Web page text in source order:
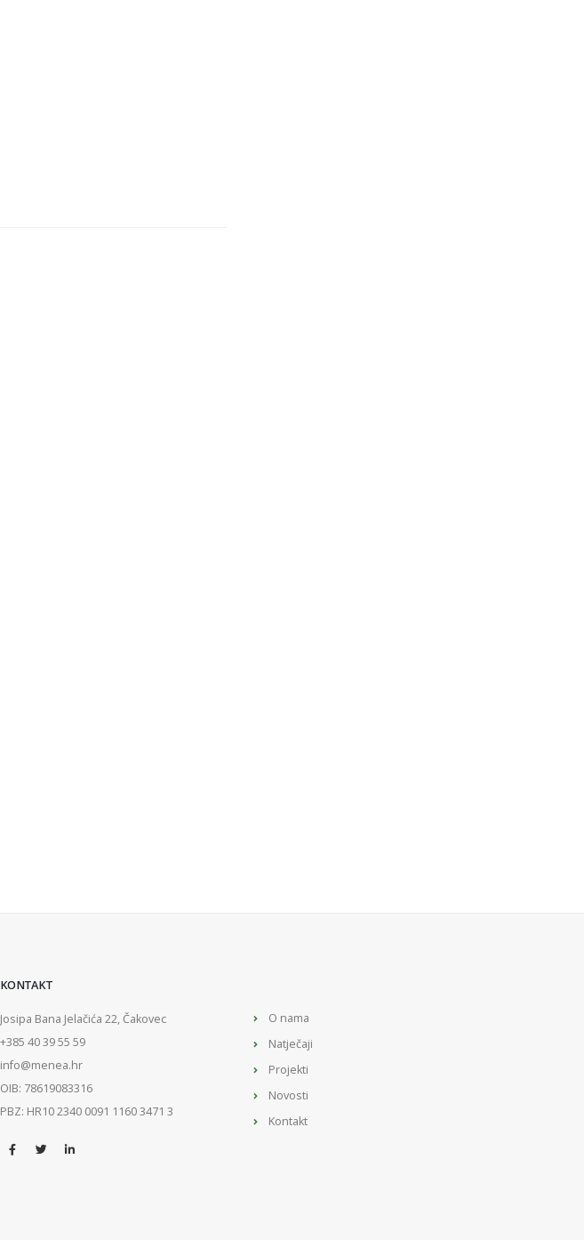
KONTAKT
Josipa Bana Jelačića 22, Čakovec
+385 40 39 55 59
info@menea.hr
OIB: 78619083316
PBZ: HR10 2340 0091 1160 3471 3
O nama
Natječaji
Projekti
Novosti
Kontakt